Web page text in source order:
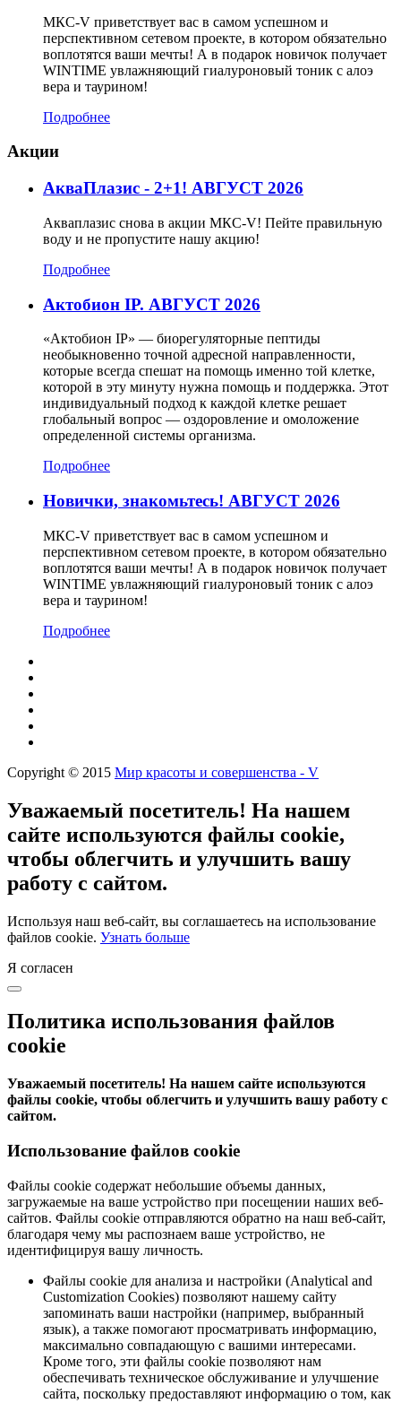
МКС-V приветствует вас в самом успешном и
перспективном сетевом проекте, в котором обязательно
воплотятся ваши мечты! А в подарок новичок получает
WINTIME увлажняющий гиалуроновый тоник с алоэ
вера и таурином!
Подробнее
Акции
АкваПлазис - 2+1! АВГУСТ 2026
Акваплазис снова в акции МКС-V! Пейте правильную
воду и не пропустите нашу акцию!
Подробнее
Актобион IP. АВГУСТ 2026
«Актобион IP» — биорегуляторные пептиды
необыкновенно точной адресной направленности,
которые всегда спешат на помощь именно той клетке,
которой в эту минуту нужна помощь и поддержка. Этот
индивидуальный подход к каждой клетке решает
глобальный вопрос — оздоровление и омоложение
определенной системы организма.
Подробнее
Новички, знакомьтесь! АВГУСТ 2026
МКС-V приветствует вас в самом успешном и
перспективном сетевом проекте, в котором обязательно
воплотятся ваши мечты! А в подарок новичок получает
WINTIME увлажняющий гиалуроновый тоник с алоэ
вера и таурином!
Подробнее
Copyright © 2015 Мир красоты и совершенства - V
Уважаемый посетитель! На нашем
сайте используются файлы cookie,
чтобы облегчить и улучшить вашу
работу с сайтом.
Используя наш веб-сайт, вы соглашаетесь на использование
файлов cookie. Узнать больше
Я согласен
Политика использования файлов
cookie
Уважаемый посетитель! На нашем сайте используются
файлы cookie, чтобы облегчить и улучшить вашу работу с
сайтом.
Использование файлов cookie
Файлы cookie содержат небольшие объемы данных,
загружаемые на ваше устройство при посещении наших веб-
сайтов. Файлы cookie отправляются обратно на наш веб-сайт,
благодаря чему мы распознаем ваше устройство, не
идентифицируя вашу личность.
Файлы cookie для анализа и настройки (Analytical and
Customization Cookies) позволяют нашему сайту
запоминать ваши настройки (например, выбранный
язык), а также помогают просматривать информацию,
максимально совпадающую с вашими интересами.
Кроме того, эти файлы cookie позволяют нам
обеспечивать техническое обслуживание и улучшение
сайта, поскольку предоставляют информацию о том, как